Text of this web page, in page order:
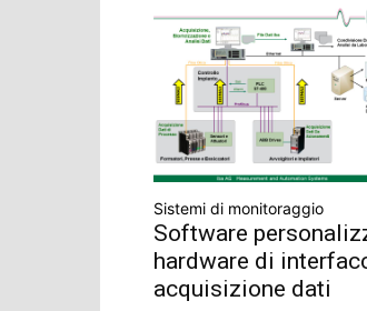
Sistemi di monitoraggio
Software
hardware di
acquisizione dati